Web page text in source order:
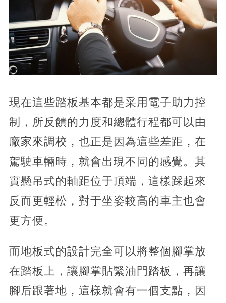
現在這些踏板基本都是采用電子助力控
制，所反饋的力度和總體行程都可以由
廠家來調校，也正是因為這些差距，在
駕駛車輛時，就會出現不同的感覺。其
實懸吊式的軸距位于頂端，這樣踩起來
反而更輕松，對于坐姿較高的車主也會
更方便。
而地板式的設計完全可以將整個腳掌放
在踏板上，讓腳掌貼緊油門踏板，再讓
腳后跟著地，這樣就會有一個支點，因